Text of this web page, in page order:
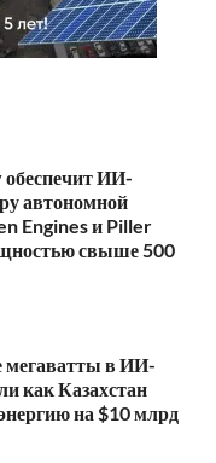
ИИ-
автономной
Engines и Piller
свыше 500
мегаватты в ИИ-
как Казахстан
на $10 млрд